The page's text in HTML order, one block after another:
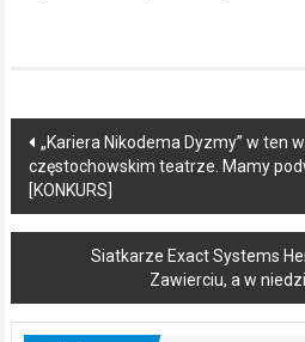
Post
navigation
„Kariera Nikodema Dyzmy” w ten
częstochowskim teatrze. Mamy
[KONKURS]
Siatkarze Exact Systems
Zawierciu, a w